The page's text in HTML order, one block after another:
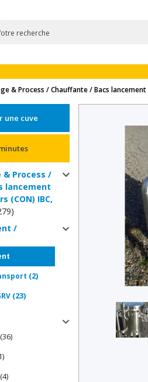
& Process / Chauffante / Bacs lancement
une cuve
& Process /
lancement
(CON) IBC,
/
(2)
(23)
(36)
(4)